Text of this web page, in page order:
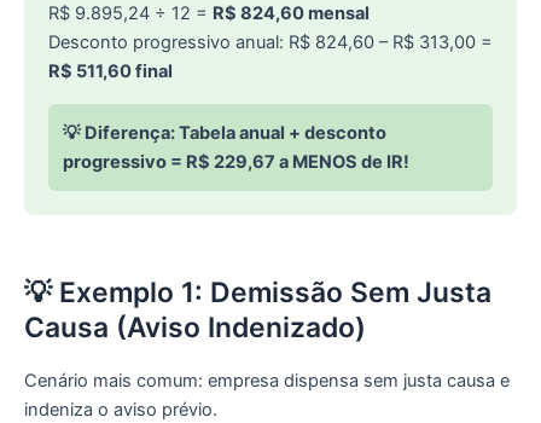
R$ 9.895,24 ÷ 12 = R$ 824,60 mensal
Desconto progressivo anual: R$ 824,60 – R$ 313,00 =
R$ 511,60 final
💡 Diferença: Tabela anual + desconto
progressivo = R$ 229,67 a MENOS de IR!
💡 Exemplo 1: Demissão Sem Justa
Causa (Aviso Indenizado)
Cenário mais comum: empresa dispensa sem justa causa e
indeniza o aviso prévio.